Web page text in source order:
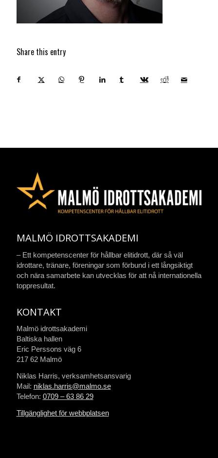
Share this entry
MALMÖ IDROTTSAKADEMI
– Ett kompetenscenter för hållbar elitidrott, där så väl
idrottare, tränare, föreningar som förbund i ett långsiktigt
och nära samarbete kan utvecklas för att nå internationella
toppresultat.
KONTAKT
Malmö idrottsakademi
Baltiska hallen
Eric Perssons väg 6
217 62 Malmö
Niklas Harris, verksamhetsansvarig
Mail: niklas.harris@malmo.se
Telefon: 0709 – 63 86 29
Tillgänglighet för webbplatsen